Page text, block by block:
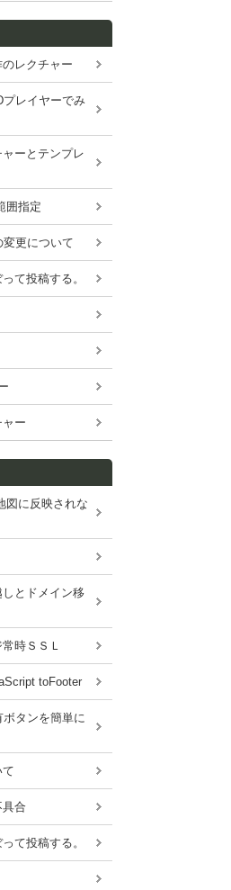
レクチャー
レイヤーでみ
ーとテンプレ
囲指定
更について
て投稿する。
ー
図に反映されな
とドメイン移
時ＳＳＬ
toFooter
タンを簡単に
具合
て投稿する。